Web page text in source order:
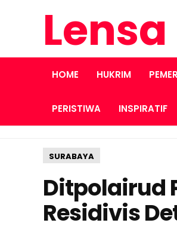
HOME HUKRIM
PERISTIWA INSPIRATIF
SURABAYA
Ditpolairud
Residivis